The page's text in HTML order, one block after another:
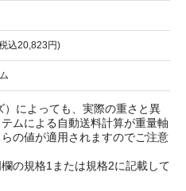
込20,823円)
によっても、実際の重さと異
ムによる自動送料計算が重量軸
の値が適用されますのでご注意
の規格1または規格2に記載して